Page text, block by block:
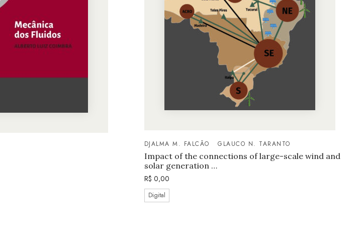
DJALMA M. FALCÃO GLAUCO N. TARANTO
Impact of the connections of large-scale wind and
solar generation …
R$ 0,00
Digital